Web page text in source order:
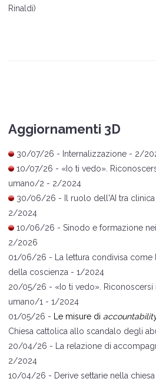
Rinaldi)
Aggiornamenti 3D
30/07/26 - Internalizzazione - 2/
10/07/26 - « Io ti vedo» .
umano/2 - 2/2024
30/06/26 -
Il ruolo dell'AI tra
2/2024
10/06/26 - Sinodo e formazione
2/2026
01/06/26 -
La lettura condivisa
della coscienza - 1/2024
20/05/26 - « Io ti vedo» .
umano/1 - 1/2024
01/05/26 -
Le misure di
Chiesa cattolica allo scandalo degli
20/04/26 -
La relazione di
2/2024
10/04/26 - Derive settarie nella